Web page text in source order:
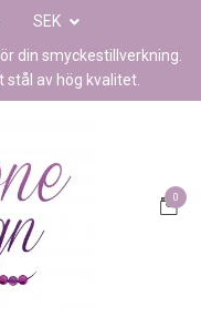
SEK
din smyckestillverkning.
av hög kvalitet.
0